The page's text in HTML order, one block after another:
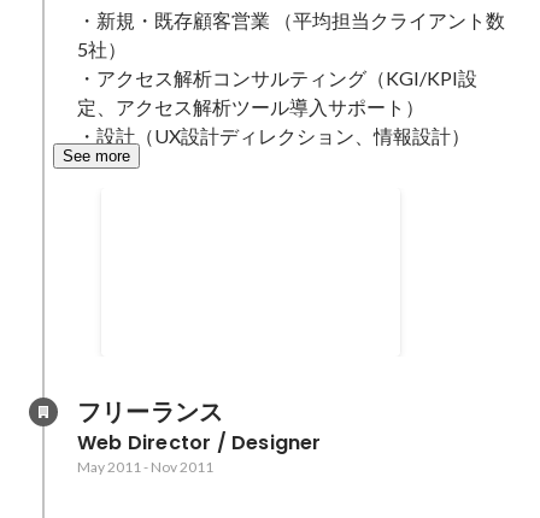
・新規・既存顧客営業 （平均担当クライアント数
5社）
・アクセス解析コンサルティング（KGI/KPI設
定、アクセス解析ツール導入サポート）
・設計（UX設計ディレクション、情報設計）
See more
フリーランス
Web Director / Designer
May 2011- Nov 2011